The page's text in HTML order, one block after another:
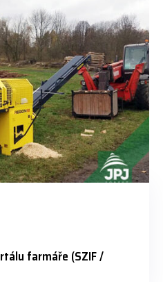
farmáře (SZIF /